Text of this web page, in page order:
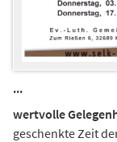
...
wertvolle
geschenkte Zeit